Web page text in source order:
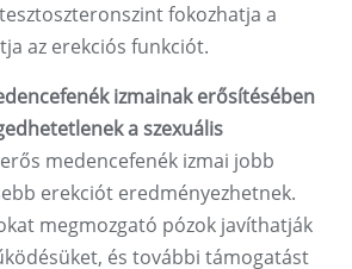
fokozhatja a
az erekciós funkciót.
izmainak erősítésében
a szexuális
medencefenék izmai jobb
erekciót eredményezhetnek.
megmozgató pózok javíthatják
és további támogatást